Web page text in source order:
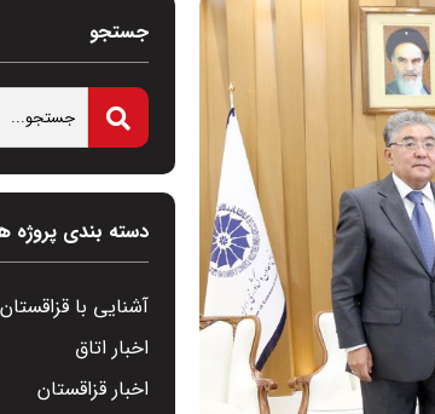
جستجو
دسته بندی پروژه
آشنایی با قزاقستان
اخبار اتاق
اخبار قزاقستان